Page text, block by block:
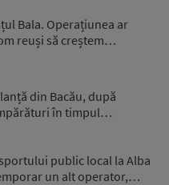
Bala. Operațiunea ar
reuși să creștem…
din Bacău, după
în timpul…
public local la Alba
un alt operator,…